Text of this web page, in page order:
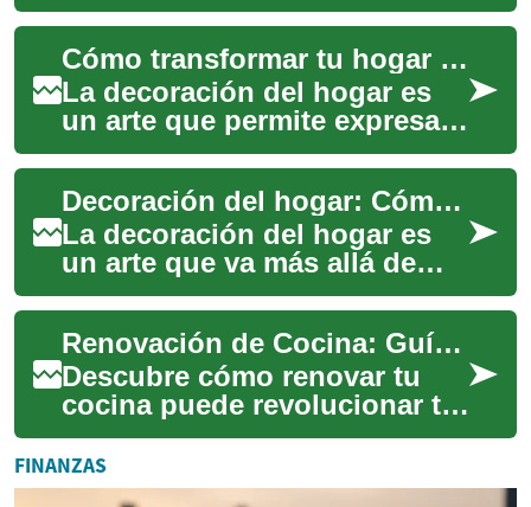
elección adecuada de
muebles. Desde sofás...
Cómo transformar tu hogar con decoración moderna y funcional
La decoración del hogar es
un arte que permite expresar
nuestra personalidad y crear
espacios acogedores y
funcionale...
Decoración del hogar: Cómo transformar tu espacio con estilo y funcionalidad
La decoración del hogar es
un arte que va más allá de
simplemente colocar muebles
y accesorios en una
habitación. Se ...
Renovación de Cocina: Guía Esencial para Transformar tu Hogar
Descubre cómo renovar tu
cocina puede revolucionar tu
espacio vital. Esta guía
completa te llevará por cada
etapa del...
FINANZAS